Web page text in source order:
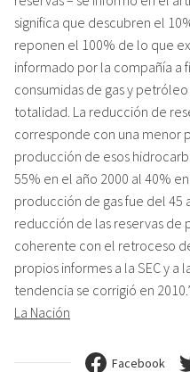
significa que descubren el
reponen el 100% de lo que
informado por la compañía a
consumidas de gas y
totalidad. La reducción de
corresponde con una menor
producción de esos
55% en el año 2000 al 40%
producción de gas fue del 45
reducción de las reservas de
coherente con el retroceso
propios informes a la SEC y a
tendencia se corrigió en
La Nación
Facebook